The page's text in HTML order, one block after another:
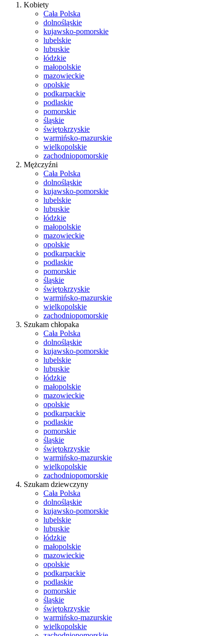
Kobiety
Cała Polska
dolnośląskie
kujawsko-pomorskie
lubelskie
lubuskie
łódzkie
małopolskie
mazowieckie
opolskie
podkarpackie
podlaskie
pomorskie
śląskie
świętokrzyskie
warmińsko-mazurskie
wielkopolskie
zachodniopomorskie
Mężczyźni
Cała Polska
dolnośląskie
kujawsko-pomorskie
lubelskie
lubuskie
łódzkie
małopolskie
mazowieckie
opolskie
podkarpackie
podlaskie
pomorskie
śląskie
świętokrzyskie
warmińsko-mazurskie
wielkopolskie
zachodniopomorskie
Szukam chłopaka
Cała Polska
dolnośląskie
kujawsko-pomorskie
lubelskie
lubuskie
łódzkie
małopolskie
mazowieckie
opolskie
podkarpackie
podlaskie
pomorskie
śląskie
świętokrzyskie
warmińsko-mazurskie
wielkopolskie
zachodniopomorskie
Szukam dziewczyny
Cała Polska
dolnośląskie
kujawsko-pomorskie
lubelskie
lubuskie
łódzkie
małopolskie
mazowieckie
opolskie
podkarpackie
podlaskie
pomorskie
śląskie
świętokrzyskie
warmińsko-mazurskie
wielkopolskie